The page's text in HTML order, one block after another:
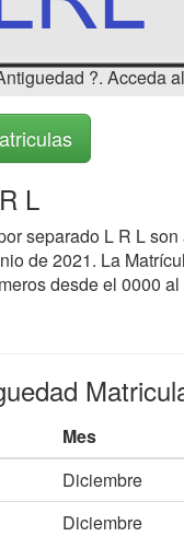
?. Acceda
L
separado L R L
de 2021. La
desde el 0000 al
Mes
Diciembre
Diciembre